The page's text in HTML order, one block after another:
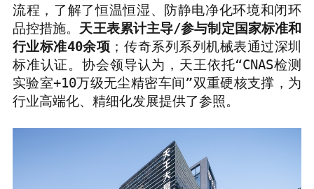
流程，了解了恒温恒湿、防静电净化环境和闭环
品控措施。 天王表累计主导/参与制定国家标准和
行业标准40余项 ；传奇系列系列机械表通过深圳
标准认证。协会领导认为，天王依托“CNAS检测
实验室+10万级无尘精密车间”双重硬核支撑，为
行业高端化、精细化发展提供了参照。